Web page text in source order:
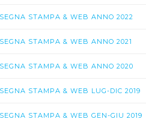
STAMPA & WEB ANNO 2022
STAMPA & WEB ANNO 2021
STAMPA & WEB ANNO 2020
STAMPA & WEB LUG-DIC 2019
STAMPA & WEB GEN-GIU 2019